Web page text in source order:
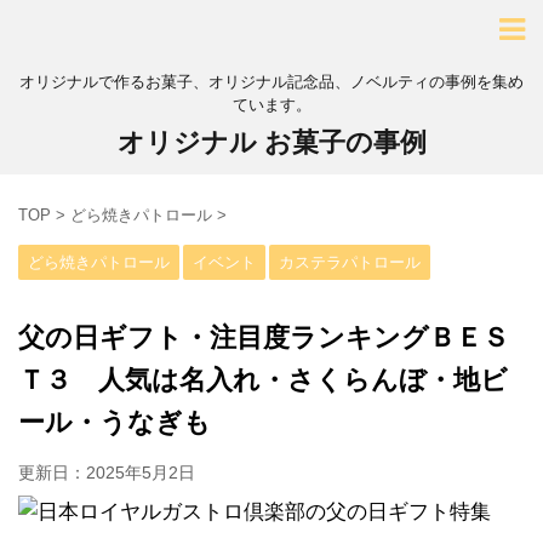
オリジナルで作るお菓子、オリジナル記念品、ノベルティの事例を集め
ています。
オリジナル お菓子の事例
TOP > どら焼きパトロール >
どら焼きパトロール イベント カステラパトロール
父の日ギフト・注目度ランキングＢＥＳ
Ｔ３ 人気は名入れ・さくらんぼ・地ビ
ール・うなぎも
更新日： 2025年5月2日